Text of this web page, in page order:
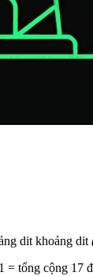
ditkhoảng dit
= tổng cộng 17